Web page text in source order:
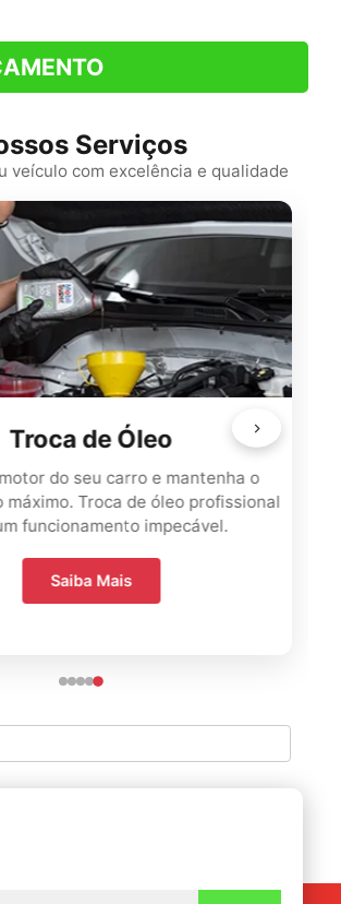
Serviços
veículo com excelência e qualidade
Troca de Óleo
do seu carro e mantenha o
Troca de óleo profissional
funcionamento impecável.
Saiba Mais